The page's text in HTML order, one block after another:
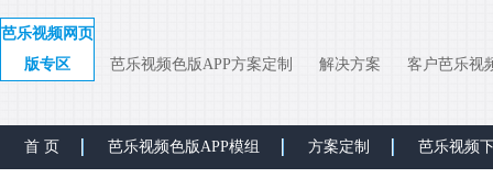
芭乐视频网页
版专区
芭乐视频色版APP方案定制 解决方案 客户芭乐视
首 页 芭乐视频色版APP模组 方案定制 芭乐视频